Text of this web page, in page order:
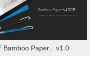
「Bamboo Paper」v1.0